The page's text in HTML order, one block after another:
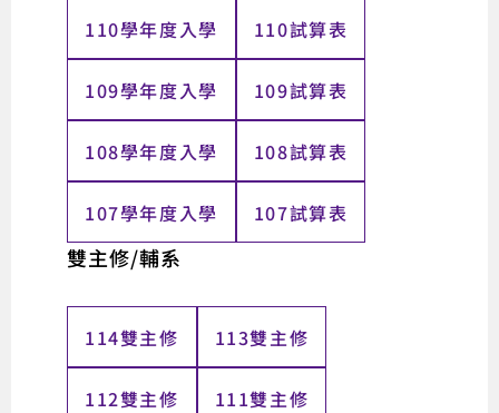
110學年度入學 110試算表
109學年度入學 109試算表
108學年度入學 108試算表
107學年度入學 107試算表
雙主修/輔系
114雙主修 113雙主修
112雙主修 111雙主修